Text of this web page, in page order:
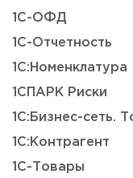
1С-ОФД
1С-Отчетность
1С:Номенклатура
1СПАРК Риски
1С:Бизнес-сеть.
1С:Контрагент
1С-Товары